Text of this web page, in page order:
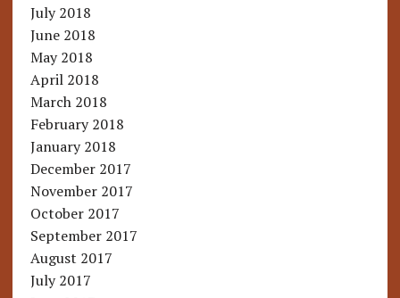
July 2018
June 2018
May 2018
April 2018
March 2018
February 2018
January 2018
December 2017
November 2017
October 2017
September 2017
August 2017
July 2017